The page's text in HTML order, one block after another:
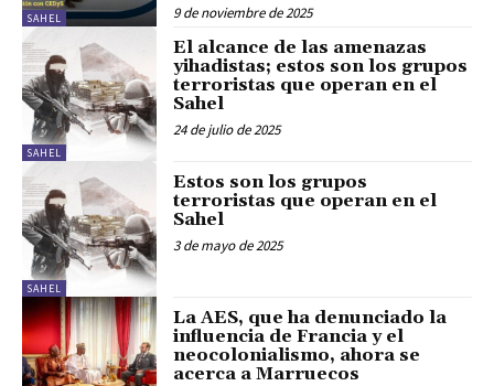
SAHEL 9 de noviembre de 2025
SAHEL
El alcance de las amenazas
yihadistas; estos son los grupos
terroristas que operan en el
Sahel
24 de julio de 2025
SAHEL
Estos son los grupos
terroristas que operan en el
Sahel
3 de mayo de 2025
La AES, que ha denunciado la
influencia de Francia y el
neocolonialismo, ahora se
acerca a Marruecos